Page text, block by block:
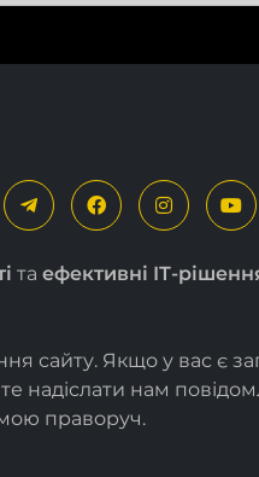
та ефективні ІТ-
сайту. Якщо у вас є
надіслати нам
праворуч.